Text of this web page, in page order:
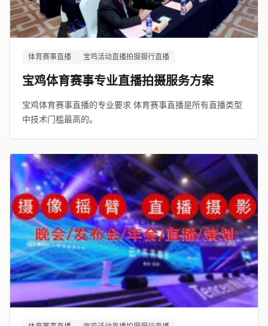
体育赛事直播 宝鸡活动直播拍摄摄行直播
宝鸡体育赛事专业直播拍摄服务方案
宝鸡体育赛事直播的专业要求 体育赛事直播是所有直播类型
中技术门槛最高的。